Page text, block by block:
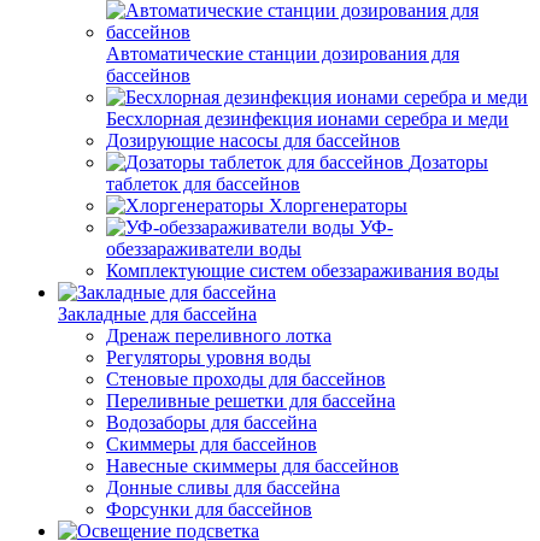
Автоматические станции дозирования для
бассейнов
Беcхлорная дезинфекция ионами серебра и меди
Дозирующие насосы для бассейнов
Дозаторы
таблеток для бассейнов
Хлоргенераторы
УФ-
обеззараживатели воды
Комплектующие систем обеззараживания воды
Закладные для бассейна
Дренаж переливного лотка
Регуляторы уровня воды
Стеновые проходы для бассейнов
Переливные решетки для бассейна
Водозаборы для бассейна
Скиммеры для бассейнов
Навесные скиммеры для бассейнов
Донные сливы для бассейна
Форсунки для бассейнов